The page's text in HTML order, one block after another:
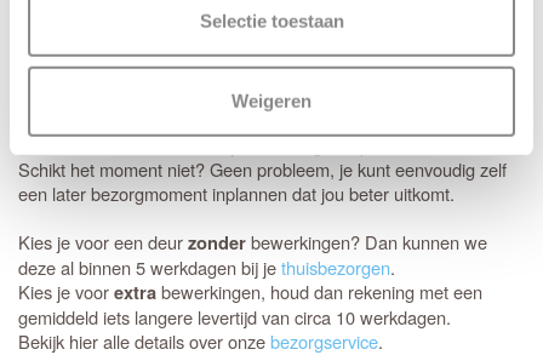
Selectie toestaan
Weigeren
Thuisbezorgd in 5 werkdagen
Je nieuwe deuren worden met de grootste zorg bij je thuis
van Voordeeldeuren, zodat je bestelling in topconditie aankomt.
Schikt het moment niet? Geen probleem, je kunt eenvoudig zelf
een later bezorgmoment inplannen dat jou beter uitkomt.
Kies je voor een deurzonderbewerkingen? Dan kunnen we
deze al binnen 5 werkdagen bij jethuisbezorgen.
Kies je voorextrabewerkingen, houd dan rekening met een
gemiddeld iets langere levertijd van circa 10 werkdagen.
Bekijk hier alle details over onzebezorgservice.